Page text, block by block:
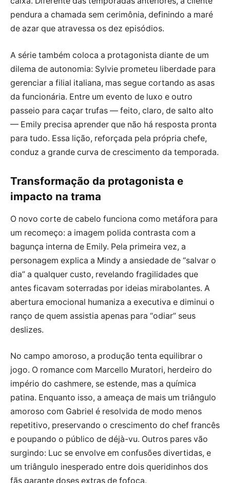
pendura a chamada sem cerimônia, definindo a maré
de azar que atravessa os dez episódios.
A série também coloca a protagonista diante de um
dilema de autonomia: Sylvie prometeu liberdade para
gerenciar a filial italiana, mas segue cortando as asas
da funcionária. Entre um evento de luxo e outro
passeio para caçar trufas — feito, claro, de salto alto
— Emily precisa aprender que não há resposta pronta
para tudo. Essa lição, reforçada pela própria chefe,
conduz a grande curva de crescimento da temporada.
Transformação da protagonista e
impacto na trama
O novo corte de cabelo funciona como metáfora para
um recomeço: a imagem polida contrasta com a
bagunça interna de Emily. Pela primeira vez, a
personagem explica a Mindy a ansiedade de “salvar o
dia” a qualquer custo, revelando fragilidades que
antes ficavam soterradas por ideias mirabolantes. A
abertura emocional humaniza a executiva e diminui o
ranço de quem assistia apenas para “odiar” seus
deslizes.
No campo amoroso, a produção tenta equilibrar o
jogo. O romance com Marcello Muratori, herdeiro do
império do cashmere, se estende, mas a química
patina. Enquanto isso, a ameaça de mais um triângulo
amoroso com Gabriel é resolvida de modo menos
repetitivo, preservando o crescimento do chef francês
e poupando o público de déjà-vu. Outros pares vão
surgindo: Luc se envolve em confusões divertidas, e
um triângulo inesperado entre dois queridinhos dos
fãs garante doses extras de fofoca.